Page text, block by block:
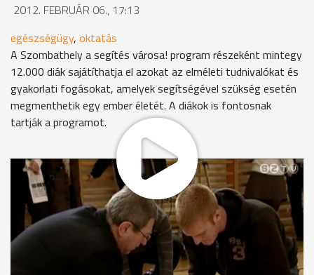
2012. FEBRUÁR 06., 17:13
egészségügy, oktatás
A Szombathely a segítés városa! program részeként mintegy
12.000 diák sajátíthatja el azokat az elméleti tudnivalókat és
gyakorlati fogásokat, amelyek segítségével szükség esetén
megmenthetik egy ember életét. A diákok is fontosnak
tartják a programot.
Ma indult el a szombathelyi iskolákban az újraélesztés
ismereteinek oktatása. Puskás Tivadar polgármester a
Gépipari Iskolában beszélt a Szombathely,a segítés városa
programról, az újraélesztés fontosságáról. Csak ebben az
intézményben mintegy 700 diák fogja elsajátítani az
ismereteket.